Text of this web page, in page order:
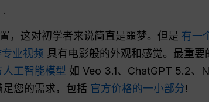
.
，这对初学者来说简直是噩梦。但是 有一
业视频 具有电影般的外观和感觉。最重
工智能模型 如 Veo 3.1、ChatGPT 5.2、
您的需求，包括 官方价格的一小部分!